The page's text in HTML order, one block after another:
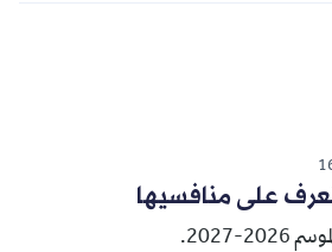
على منافسيها
2027.